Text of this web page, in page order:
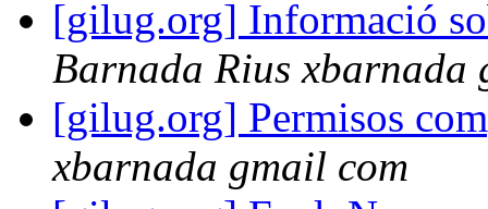
[gilug.org] Informació
Barnada Rius xbarnada
[gilug.org] Permisos
xbarnada gmail com